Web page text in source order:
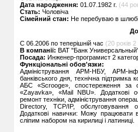
Дата народження: 01.07.1982 г. (44
Стать: Чоловіча
Сімейний стан: Не перебуваю в
C 06.2006 по теперішній час (20 років 2
В компанії: ВАТ "Банк
Посада: Инженер-програмист 2
Функціональні обов'язки:
Адміністрування АРМ-НБУ, АРМ-
банківського дня, технічна підтримка
АБС «Scrooge», спостереження
«Zayavka», «Mail NBU». Додаткові
ремонт техніки, адміністрування
Directory, TCP/IP, обслуговування
Додаткові навички: Можу
сліпим набором на кирилиці і латиниці.